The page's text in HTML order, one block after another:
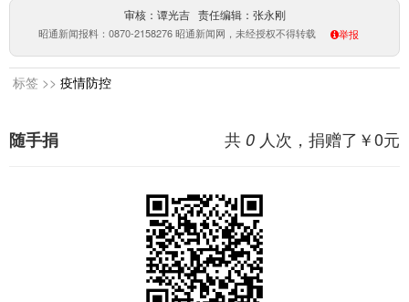
审核：谭光吉 责任编辑：张永刚
昭通新闻报料：0870-2158276 昭通新闻网，未经授权不得转载 举报
标签 >> 疫情防控
共 0 人次，捐赠了￥0元
随手捐